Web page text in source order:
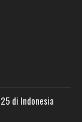
di Indonesia